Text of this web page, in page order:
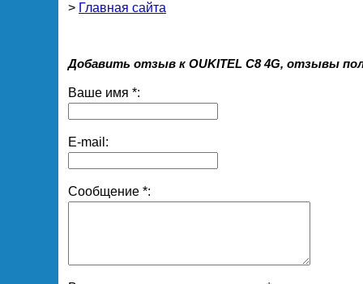
> Главная сайта
Добавить отзыв к OUKITEL C8 4G, отзывы
Ваше имя *:
E-mail:
Сообщение *: